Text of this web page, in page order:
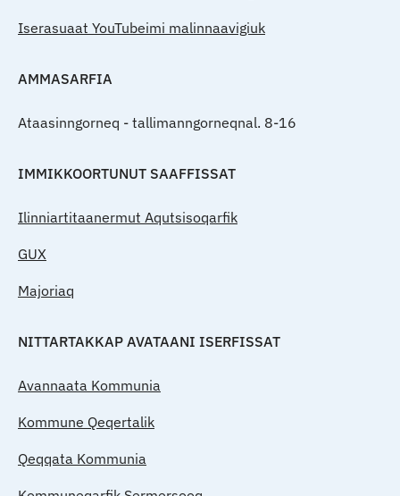
Iserasuaat YouTubeimi malinnaavigiuk
AMMASARFIA
Ataasinngorneq - tallimanngorneqnal. 8-16
IMMIKKOORTUNUT SAAFFISSAT
Ilinniartitaanermut Aqutsisoqarfik
GUX
Majoriaq
NITTARTAKKAP AVATAANI ISERFISSAT
Avannaata Kommunia
Kommune Qeqertalik
Qeqqata Kommunia